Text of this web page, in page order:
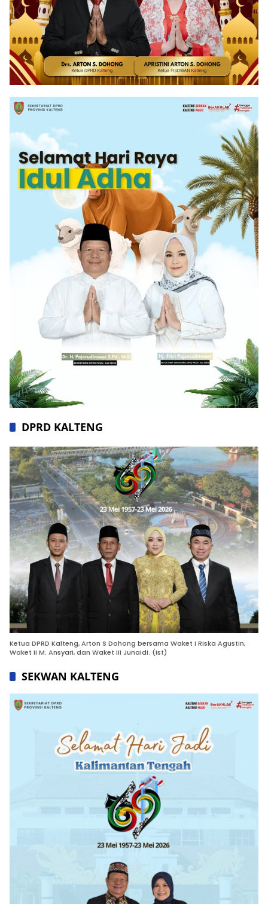
DPRD KALTENG
Ketua DPRD Kalteng, Arton S Dohong bersama Waket I Riska Agustin,
Waket II M. Ansyari, dan Waket III Junaidi. (ist)
SEKWAN KALTENG